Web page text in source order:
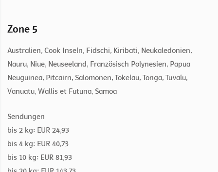
Zone 5
Australien, Cook Inseln, Fidschi, Kiribati, Neukaledonien,
Nauru, Niue, Neuseeland, Französisch Polynesien, Papua
Neuguinea, Pitcairn, Salomonen, Tokelau, Tonga, Tuvalu,
Vanuatu, Wallis et Futuna, Samoa
Sendungen
bis 2 kg: EUR 24,93
bis 4 kg: EUR 40,73
bis 10 kg: EUR 81,93